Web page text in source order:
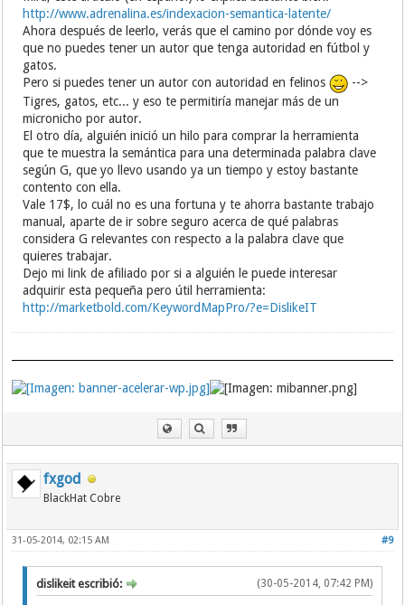
http://www.adrenalina.es/indexacion-semantica-latente/
Ahora después de leerlo, verás que el camino por dónde voy es
que no puedes tener un autor que tenga autoridad en fútbol y
gatos.
Pero si puedes tener un autor con autoridad en felinos
-->
Tigres, gatos, etc... y eso te permitiría manejar más de un
micronicho por autor.
El otro día, alguién inició un hilo para comprar la herramienta
que te muestra la semántica para una determinada palabra clave
según G, que yo llevo usando ya un tiempo y estoy bastante
contento con ella.
Vale 17$, lo cuál no es una fortuna y te ahorra bastante trabajo
manual, aparte de ir sobre seguro acerca de qué palabras
considera G relevantes con respecto a la palabra clave que
quieres trabajar.
Dejo mi link de afiliado por si a alguién le puede interesar
adquirir esta pequeña pero útil herramienta:
http://marketbold.com/KeywordMapPro/?e=DislikeIT
fxgod
BlackHat Cobre
#9
31-05-2014, 02:15 AM
(30-05-2014, 07:42 PM)
dislikeit escribió: